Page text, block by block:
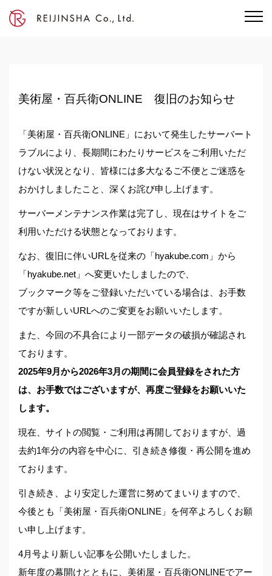
美術屋・百兵衛ONLINE 復旧のお知らせ
「美術屋・百兵衛ONLINE」において発生したサーバート
ラブルにより、長期間にわたりサービスをご利用いただ
けない状況となり、皆様には多大なるご不便とご迷惑を
おかけしましたこと、深くお詫び申し上げます。
サーバーメンテナンス作業は完了し、現在はサイトをご
利用いただける状態となっております。
なお、復旧に伴いURLを従来の「hyakube.com」から
「hyakube.net」へ変更いたしましたので、
ブックマーク等をご登録いただいている場合は、お手数
ですが新しいURLへのご変更をお願いいたします。
また、今回の不具合により一部データの破損が確認され
ております。
2025年9月から2026年3月の期間に会員登録をされた方
は、お手数ではございますが、再度ご登録をお願いいた
します。
現在、サイトの閲覧・ご利用は再開しておりますが、過
去約1年分の内容を中心に、引き続き修復・再公開を進め
ております。
引き続き、より安定した運営に努めてまいりますので、
今後とも「美術屋・百兵衛ONLINE」を何卒よろしくお願
い申し上げます。
4月号より新しい記事を公開いたしました。
新年度の幕開けとともに、美術屋・百兵衛ONLINEでアー